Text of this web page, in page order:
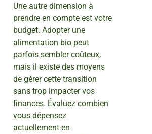
Une autre dimension à
prendre en compte est votre
budget. Adopter une
alimentation bio peut
parfois sembler coûteux,
mais il existe des moyens
de gérer cette transition
sans trop impacter vos
finances. Évaluez combien
vous dépensez
actuellement en